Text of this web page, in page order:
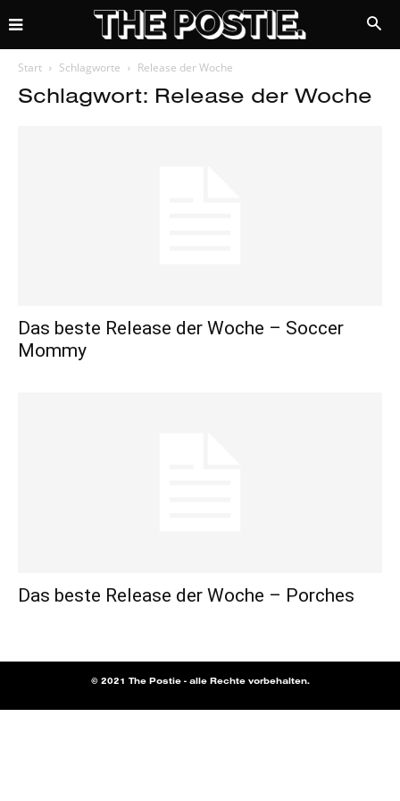
Start Schlagworte Release der Woche
Schlagwort: Release der Woche
Das beste Release der Woche – Soccer
Mommy
Das beste Release der Woche – Porches
© 2021 The Postie - alle Rechte vorbehalten.